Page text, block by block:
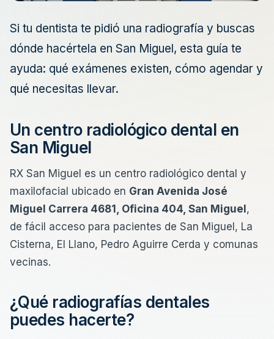
Si tu dentista te pidió una radiografía y buscas
dónde hacértela en San Miguel, esta guía te
ayuda: qué exámenes existen, cómo agendar y
qué necesitas llevar.
Un centro radiológico dental en
San Miguel
RX San Miguel es un centro radiológico dental y
maxilofacial ubicado en Gran Avenida José
Miguel Carrera 4681, Oficina 404, San Miguel ,
de fácil acceso para pacientes de San Miguel, La
Cisterna, El Llano, Pedro Aguirre Cerda y comunas
vecinas.
¿Qué radiografías dentales
puedes hacerte?